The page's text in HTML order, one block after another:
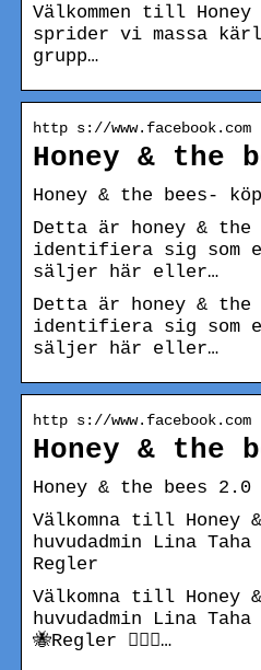
Välkommen till
sprider vi massa
grupp…
http s://www.facebook.com
Honey & the
Honey & the bees-
Detta är honey &
identifiera sig som
säljer här eller…
Detta är honey &
identifiera sig som
säljer här eller…
http s://www.facebook.com
Honey & the
Honey & the bees 2.0
Välkomna till Honey
huvudadmin Lina
Regler
Välkomna till Honey
huvudadmin Lina
🐝Regler 👇🏼🌸…